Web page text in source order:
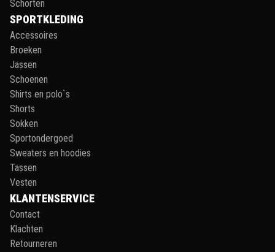
Schorten
SPORTKLEDING
Accessoires
Broeken
Jassen
Schoenen
Shirts en polo`s
Shorts
Sokken
Sportondergoed
Sweaters en hoodies
Tassen
Vesten
KLANTENSERVICE
Contact
Klachten
Retourneren